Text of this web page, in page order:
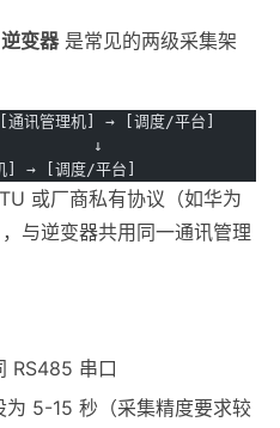
变器是常见的两级采集架
讯管理机] → [调度/平台]
↓
] → [调度/平台]
或厂商私有协议（如华为
与逆变器共用同一通讯管理
RS485 串口
为 5-15 秒（采集精度要求较